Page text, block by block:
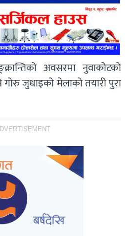
अवसरमा नुवाकोटको
गोरु जुधाइको मेलाको तयारी पुरा